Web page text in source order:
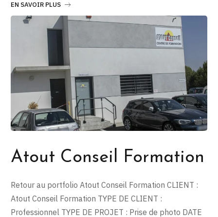
EN SAVOIR PLUS
Atout Conseil Formation
Retour au portfolio Atout Conseil Formation CLIENT :
Atout Conseil Formation TYPE DE CLIENT :
Professionnel TYPE DE PROJET : Prise de photo DATE